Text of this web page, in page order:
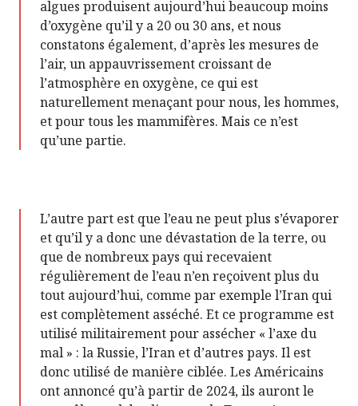
algues produisent aujourd’hui beaucoup moins
d’oxygène qu’il y a 20 ou 30 ans, et nous
constatons également, d’après les mesures de
l’air, un appauvrissement croissant de
l’atmosphère en oxygène, ce qui est
naturellement menaçant pour nous, les hommes,
et pour tous les mammifères. Mais ce n’est
qu’une partie.
L’autre part est que l’eau ne peut plus s’évaporer
et qu’il y a donc une dévastation de la terre, ou
que de nombreux pays qui recevaient
régulièrement de l’eau n’en reçoivent plus du
tout aujourd’hui, comme par exemple l’Iran qui
est complètement asséché. Et ce programme est
utilisé militairement pour assécher « l’axe du
mal » : la Russie, l’Iran et d’autres pays. Il est
donc utilisé de manière ciblée. Les Américains
ont annoncé qu’à partir de 2024, ils auront le